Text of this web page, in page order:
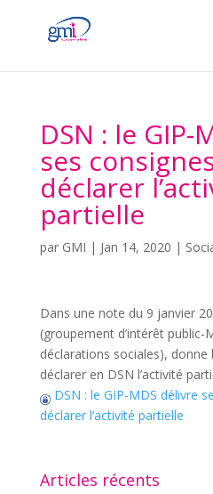
DSN : le GIP-
ses
déclarer
partielle
par GMI | Jan 14, 2020 |
Dans une note du 9 janvier
(groupement d’intérêt public-
déclarations sociales),
déclarer en DSN l’activité
DSN : le GIP-MDS délivre
déclarer l’activité partielle
Articles récents